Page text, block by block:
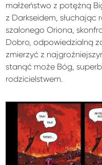
małżeństwo z potężną
z Darkseidem,
szalonego Oriona,
Dobro, odpowiedzialną
zmierzyć z
stanąć może Bóg,
rodzicielstwem.